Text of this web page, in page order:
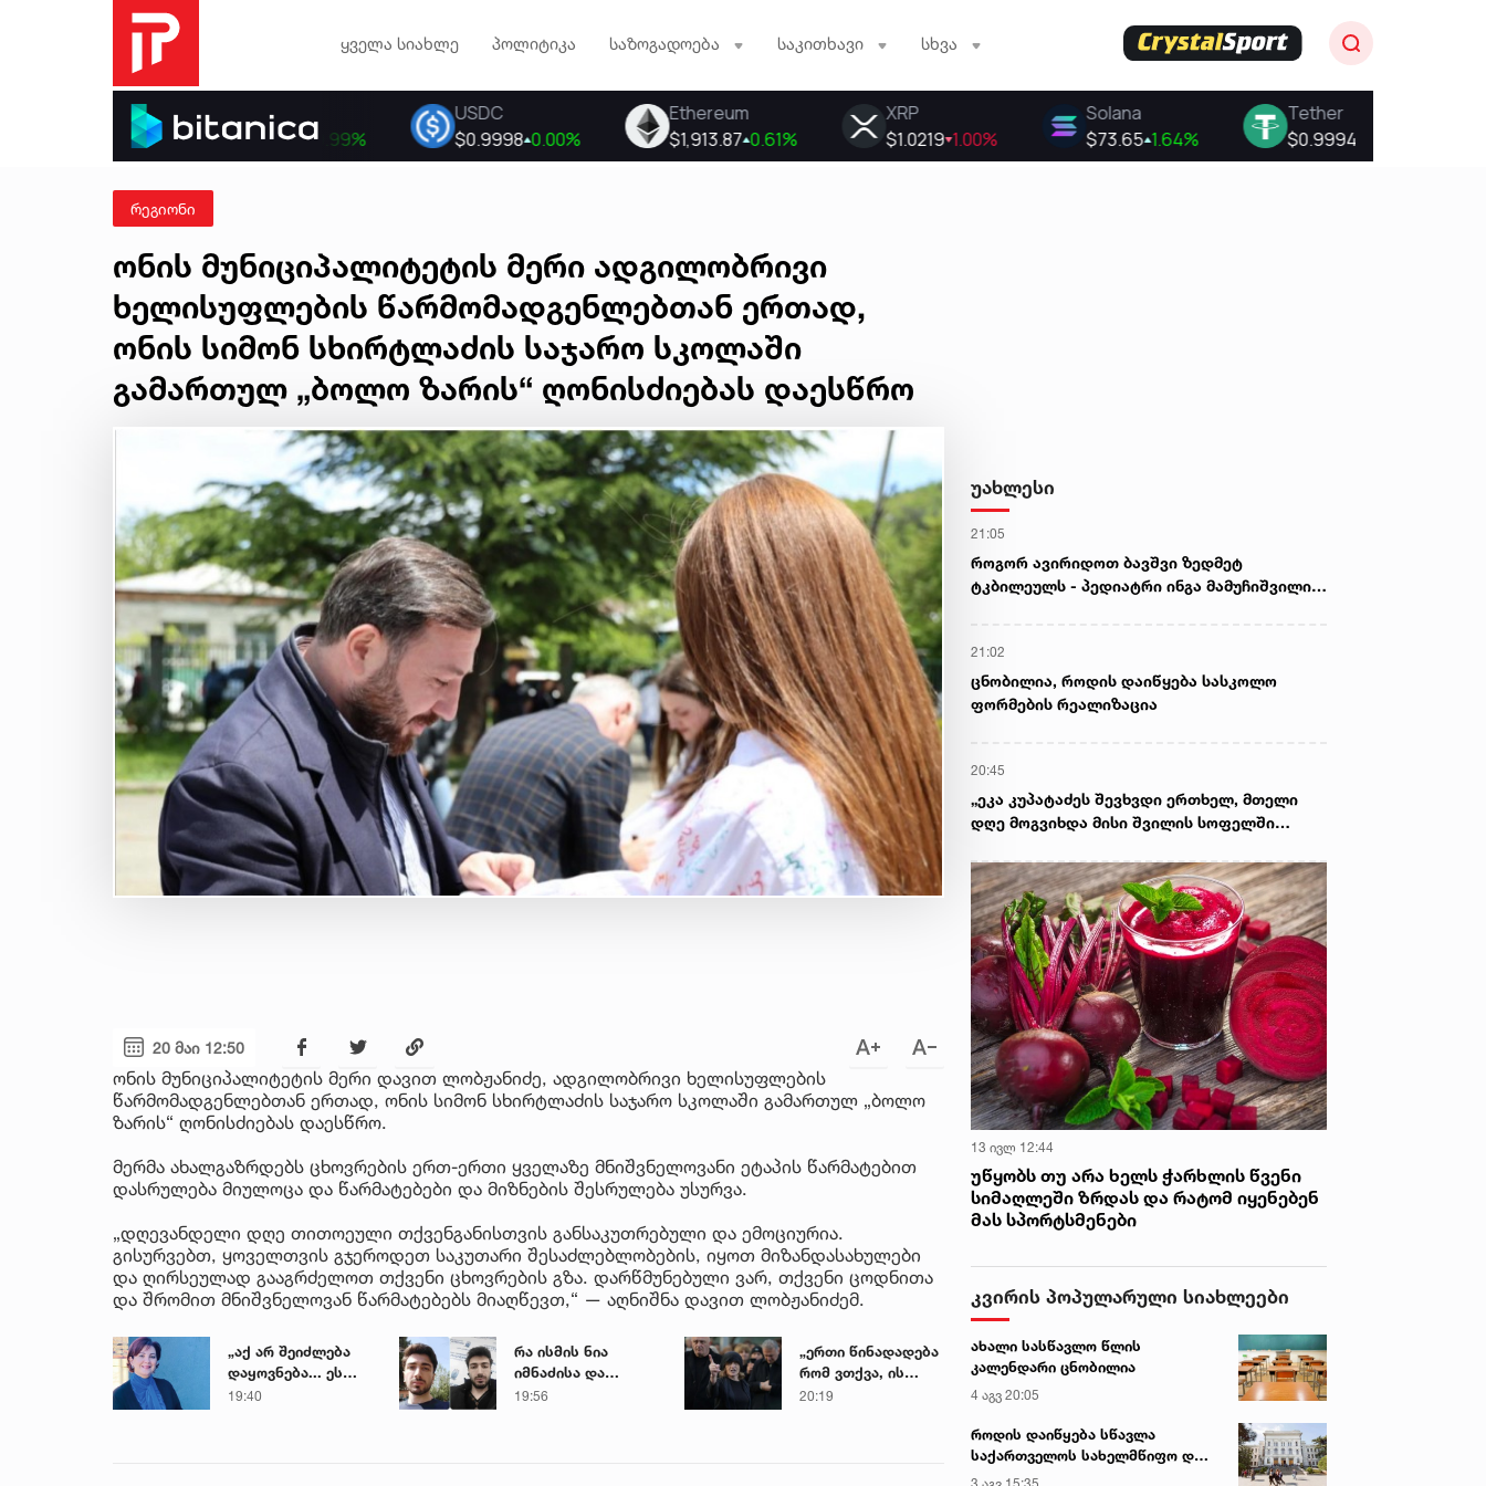
ყველა სიახლე პოლიტიკა საზოგადოება საკითხავი სხვა
რეგიონი
ონის მუნიციპალიტეტის მერი ადგილობრივი
ხელისუფლების წარმომადგენლებთან ერთად,
ონის სიმონ სხირტლაძის საჯარო სკოლაში
გამართულ „ბოლო ზარის“ ღონისძიებას დაესწრო
20 მაი 12:50
ონის მუნიციპალიტეტის მერი დავით ლობჟანიძე, ადგილობრივი ხელისუფლების
წარმომადგენლებთან ერთად, ონის სიმონ სხირტლაძის საჯარო სკოლაში გამართულ „ბოლო
ზარის“ ღონისძიებას დაესწრო.
მერმა ახალგაზრდებს ცხოვრების ერთ-ერთი ყველაზე მნიშვნელოვანი ეტაპის წარმატებით
დასრულება მიულოცა და წარმატებები და მიზნების შესრულება უსურვა.
„დღევანდელი დღე თითოეული თქვენგანისთვის განსაკუთრებული და ემოციურია.
გისურვებთ, ყოველთვის გჯეროდეთ საკუთარი შესაძლებლობების, იყოთ მიზანდასახულები
და ღირსეულად გააგრძელოთ თქვენი ცხოვრების გზა. დარწმუნებული ვარ, თქვენი ცოდნითა
და შრომით მნიშვნელოვან წარმატებებს მიაღწევთ,“ — აღნიშნა დავით ლობჟანიძემ.
„აქ არ შეიძლება
დაყოვნება... ეს
დაავადება
19:40
რა ისმის ნია
იმნაძისა და
მამამისის ფარული
19:56
„ერთი წინადადება
რომ ვთქვა, ის
გახდის ნათელს,
20:19
უახლესი
21:05
როგორ ავირიდოთ ბავშვი ზედმეტ
ტკბილეულს - პედიატრი ინგა მამუჩიშვილი
21:02
ცნობილია, როდის დაიწყება სასკოლო
ფორმების რეალიზაცია
20:45
„ეკა კუპატაძეს შევხვდი ერთხელ, მთელი
დღე მოგვიხდა მისი შვილის სოფელში
გიორგი კეკელიძე გიგა ავალიანის დედაზე
წერს
13 ივლ 12:44
უწყობს თუ არა ხელს ჭარხლის წვენი
სიმაღლეში ზრდას და რატომ იყენებენ
მას სპორტსმენები
კვირის პოპულარული სიახლეები
ახალი სასწავლო წლის
კალენდარი ცნობილია
4 აგვ 20:05
როდის დაიწყება სწავლა
საქართველოს სახელმწიფო და
კერძო უნივერსიტეტებში